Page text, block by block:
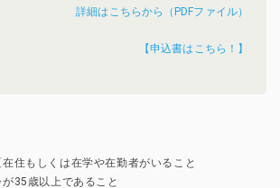
詳細はこちらから（PDFファイル）
【申込書はこちら！】
在住もしくは在学や在勤者がいること
35歳以上であること